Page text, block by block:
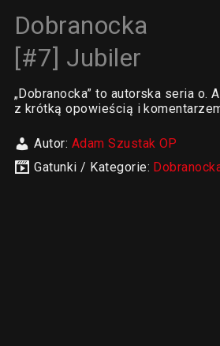
Dobranocka
[#7] Jubiler
„Dobranocka” to autorska seria o.
z krótką opowieścią i
Autor: Adam Szustak OP
Gatunki / Kategorie: